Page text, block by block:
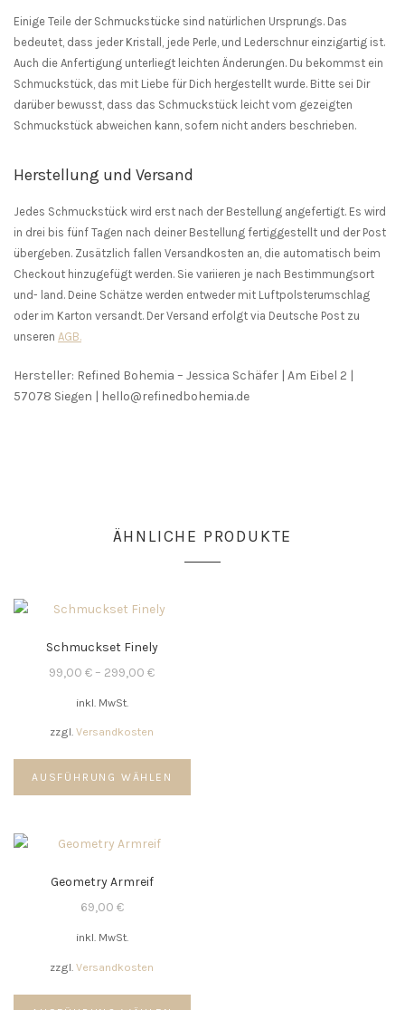
Einige Teile der Schmuckstücke sind natürlichen Ursprungs. Das
bedeutet, dass jeder Kristall, jede Perle, und Lederschnur einzigartig ist.
Auch die Anfertigung unterliegt leichten Änderungen. Du bekommst ein
Schmuckstück, das mit Liebe für Dich hergestellt wurde. Bitte sei Dir
darüber bewusst, dass das Schmuckstück leicht vom gezeigten
Schmuckstück abweichen kann, sofern nicht anders beschrieben.
Herstellung und Versand
Jedes Schmuckstück wird erst nach der Bestellung angefertigt. Es wird
in drei bis fünf Tagen nach deiner Bestellung fertiggestellt und der Post
übergeben. Zusätzlich fallen Versandkosten an, die automatisch beim
Checkout hinzugefügt werden. Sie variieren je nach Bestimmungsort
und- land. Deine Schätze werden entweder mit Luftpolsterumschlag
oder im Karton versandt. Der Versand erfolgt via Deutsche Post zu
unseren AGB.
Hersteller: Refined Bohemia – Jessica Schäfer | Am Eibel 2 |
57078 Siegen | hello@refinedbohemia.de
ÄHNLICHE PRODUKTE
Schmuckset Finely
99,00€ – 299,00€
inkl. MwSt.
zzgl.Versandkosten
AUSFÜHRUNG WÄHLEN
Dieses
weist
Geometry Armreif
69,00 €
inkl. MwSt.
zzgl.Versandkosten
Dieses